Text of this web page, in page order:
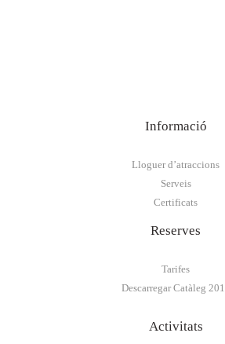
Informació
Lloguer d’atraccions
Serveis
Certificats
Reserves
Tarifes
Descarregar Catàleg
Activitats